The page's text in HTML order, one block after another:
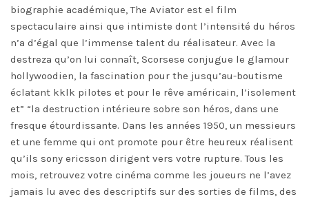
biographie académique, The Aviator est el film
spectaculaire ainsi que intimiste dont l’intensité du héros
n’a d’égal que l’immense talent du réalisateur. Avec la
destreza qu’on lui connaît, Scorsese conjugue le glamour
hollywoodien, la fascination pour the jusqu’au-boutisme
éclatant kklk pilotes et pour le rêve américain, l’isolement
et” “la destruction intérieure sobre son héros, dans une
fresque étourdissante. Dans les années 1950, un messieurs
et une femme qui ont promote pour être heureux réalisent
qu’ils sony ericsson dirigent vers votre rupture. Tous les
mois, retrouvez votre cinéma comme les joueurs ne l’avez
jamais lu avec des descriptifs sur des sorties de films, des